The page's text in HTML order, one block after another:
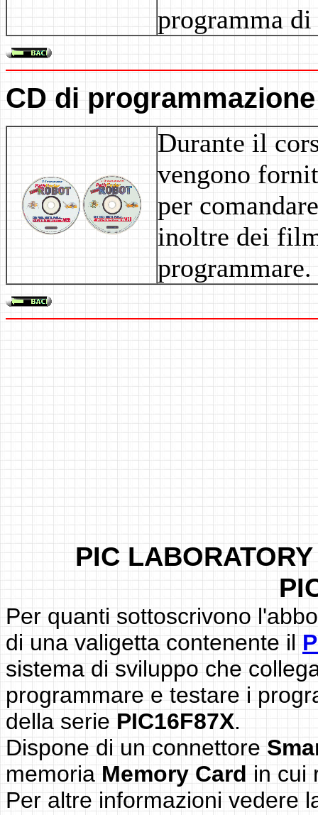
programma di
CD di programmazione
Durante il
vengono
per
inoltre dei
programmare.
PIC
Per quanti sottoscrivono
di una valigetta contenente il
sistema di sviluppo che
programmare e testare i
della serie PIC16F87X.
Dispone di un connettore
memoria Memory Card in cui
Per altre informazioni vedere